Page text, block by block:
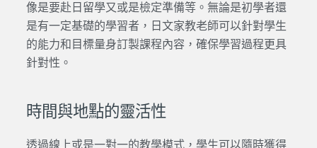
像是要赴日留學又或是檢定準備等。無論是初學者還
是有一定基礎的學習者， 日文家教老師可以針對學生
的能力和目標量身訂製課程內容，確保學習過程更具
針對性。
時間與地點的靈活性
透過線上或是一對一的教學模式，學生可以隨時獲得